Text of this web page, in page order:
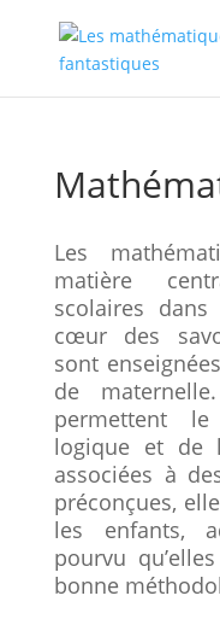
Les
matière
scolaires
cœur des
sont
de
permettent
logique et de
associées à
préconçues,
les enfants,
pourvu
bonne